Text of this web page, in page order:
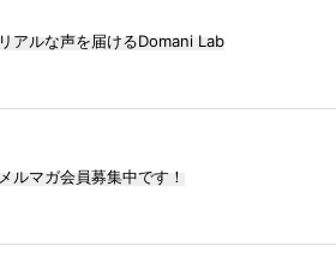
リアルな声を届けるDomani Lab
メルマガ会員募集中です！